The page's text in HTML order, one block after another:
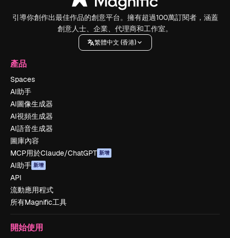
引導你創作出最佳作品的創意平台。擁有超過100萬訂閱者，涵蓋
創意人士、企業、代理商和工作室。
繁體中文 (香港)
產品
Spaces
AI助手
AI圖像生成器
AI視頻生成器
AI語音生成器
圖庫內容
MCP用於Claude/ChatGPT 新增
AI助手 新增
API
流動應用程式
所有Magnific工具
開始使用